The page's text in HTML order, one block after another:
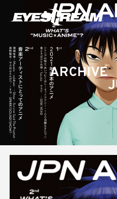
ARCHIVE